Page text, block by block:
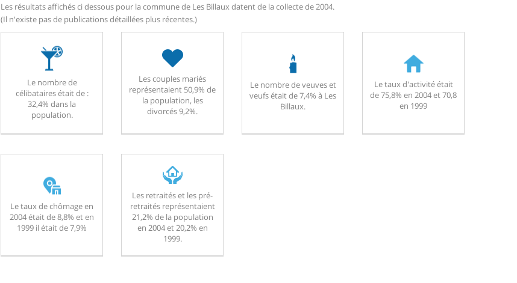
Les résultats affichés ci dessous pour la commune de Les Billaux datent de la collecte de 2004.
(Il n'existe pas de publications détaillées plus récentes.)
Le nombre de
célibataires était de :
32,4% dans la
population.
Les couples mariés
représentaient 50,9% de
la population, les
divorcés 9,2%.
Le nombre de veuves et
veufs était de 7,4% à Les
Billaux.
Le taux d'activité était
de 75,8% en 2004 et 70,8
en 1999
Le taux de chômage en
2004 était de 8,8% et en
1999 il était de 7,9%
Les retraités et les pré-
retraités représentaient
21,2% de la population
en 2004 et 20,2% en
1999.